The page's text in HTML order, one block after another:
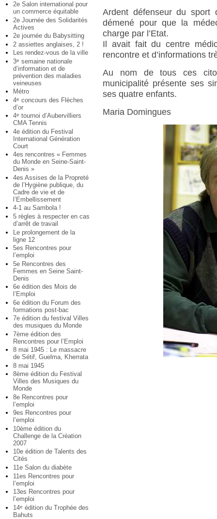
2e Salon international pour
un commerce équitable
2e Journée des Solidarités
Actives
2e journée du Babysitting
2 assiettes anglaises, 2 !
Les rendez-vous de la ville
3e semaine nationale
d’information et de
prévention des maladies
veineuses
Métro
4e concours des Flèches
d’or
4e tournoi d’Aubervilliers
CMA Tennis
4e édition du Festival
International Génération
Court
4es rencontres « Femmes
du Monde en Seine-Saint-
Denis »
4es Assises de la Propreté
de l’Hygiène publique, du
Cadre de vie et de
l’Embellissement
4-1 au Sambola !
5 règles à respecter en cas
d’arrêt de travail
Le prolongement de la
ligne 12
5es Rencontres pour
l’emploi
5e Rencontres des
Femmes en Seine Saint-
Denis
6e édition des Mois de
l’Emploi
6e édition du Forum des
formations post-bac
7e édition du festival Villes
des musiques du Monde
7ème édition des
Rencontres pour l’Emploi
8 mai 1945 : Le massacre
de Sétif, Guelma, Kherrata
8 mai 1945
8ème édition du Festival
Villes des Musiques du
Monde
8e Rencontres pour
l’emploi
9es Rencontres pour
l’emploi
10ème édition du
Challenge de la Création
2007
10e édition de Talents des
Cités
11e Salon du diabète
11es Rencontres pour
l’emploi
13es Rencontres pour
l’emploi
14e édition du Trophée des
Bahuts
Ardent défenseur du sport
démené pour que la
charge par l’Etat.
Il avait fait du centre
rencontre et d’informations
Au nom de tous ces
municipalité présente ses
ses quatre enfants.
Maria Domingues